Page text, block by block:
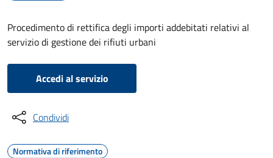
Procedimento di rettifica degli importi addebitati relativi al
servizio di gestione dei rifiuti urbani
Accedi al servizio
Condividi
Normativa di riferimento